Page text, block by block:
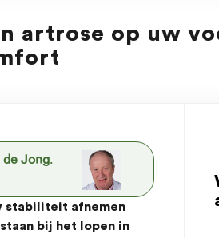
artrose op uw
de Jong.
stabiliteit afnemen
bij het lopen in